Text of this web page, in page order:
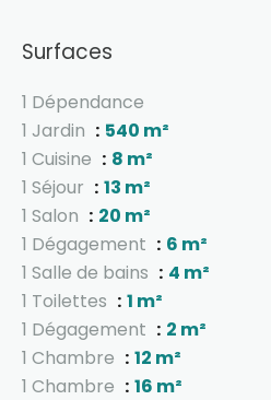
Surfaces
1 Dépendance
1 Jardin
540 m²
1 Cuisine
8 m²
1 Séjour
13 m²
1 Salon
20 m²
1 Dégagement
6 m²
1 Salle de bains
4 m²
1 Toilettes
1 m²
1 Dégagement
2 m²
1 Chambre
12 m²
1 Chambre
16 m²